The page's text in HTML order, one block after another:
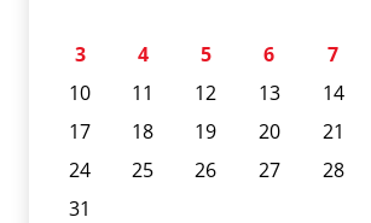
3
4 5 6 7
10
11 12 13 14
17
18 19 20 21
24
25 26 27 28
31